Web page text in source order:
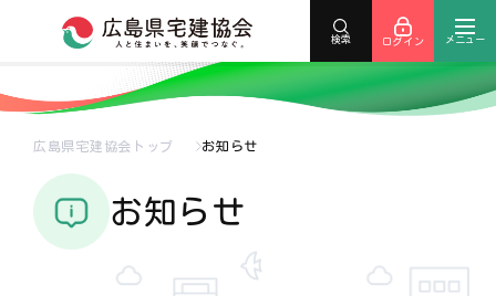
検索 ログイン メニュー
広島県宅建協会トップ お知らせ
お知らせ